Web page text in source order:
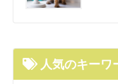
人気のキーワ